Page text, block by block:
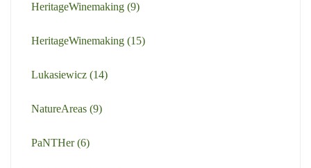
HeritageWinemaking (9)
HeritageWinemaking (15)
Lukasiewicz (14)
NatureAreas (9)
PaNTHer(6)